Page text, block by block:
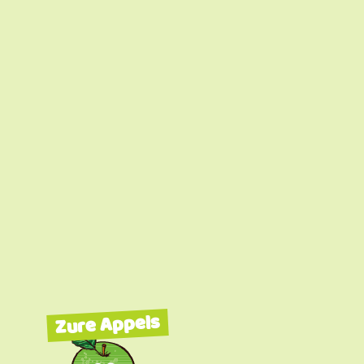
Zure Appels